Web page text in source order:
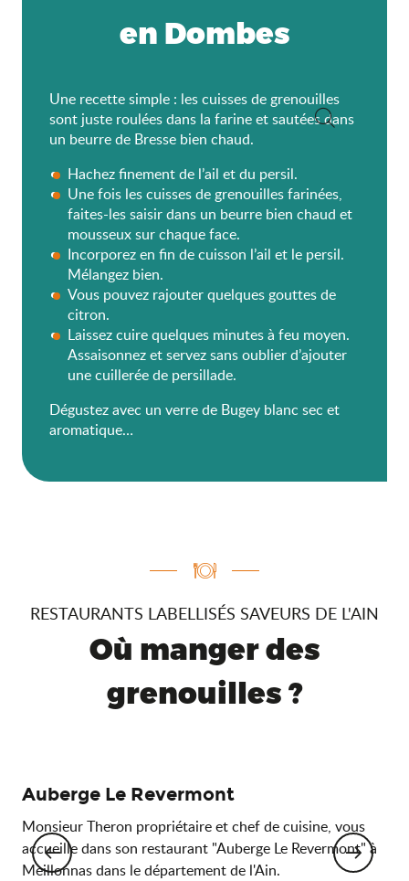
en Dombes
Une recette simple : les cuisses de grenouilles
sont juste roulées dans la farine et sautées dans
un beurre de Bresse bien chaud.
Hachez finement de l’ail et du persil.
Une fois les cuisses de grenouilles farinées,
faites-les saisir dans un beurre bien chaud et
mousseux sur chaque face.
Incorporez en fin de cuisson l’ail et le persil.
Mélangez bien.
Vous pouvez rajouter quelques gouttes de
citron.
Laissez cuire quelques minutes à feu moyen.
Assaisonnez et servez sans oublier d’ajouter
une cuillerée de persillade.
Dégustez avec un verre de Bugey blanc sec et
aromatique…
RESTAURANTS LABELLISÉS SAVEURS DE L'AIN
Où manger des
grenouilles ?
Auberge Le Revermont
Monsieur Theron propriétaire et chef de cuisine, vous
accueille dans son restaurant "Auberge Le Revermont" à
Meillonnas dans le département de l'Ain.